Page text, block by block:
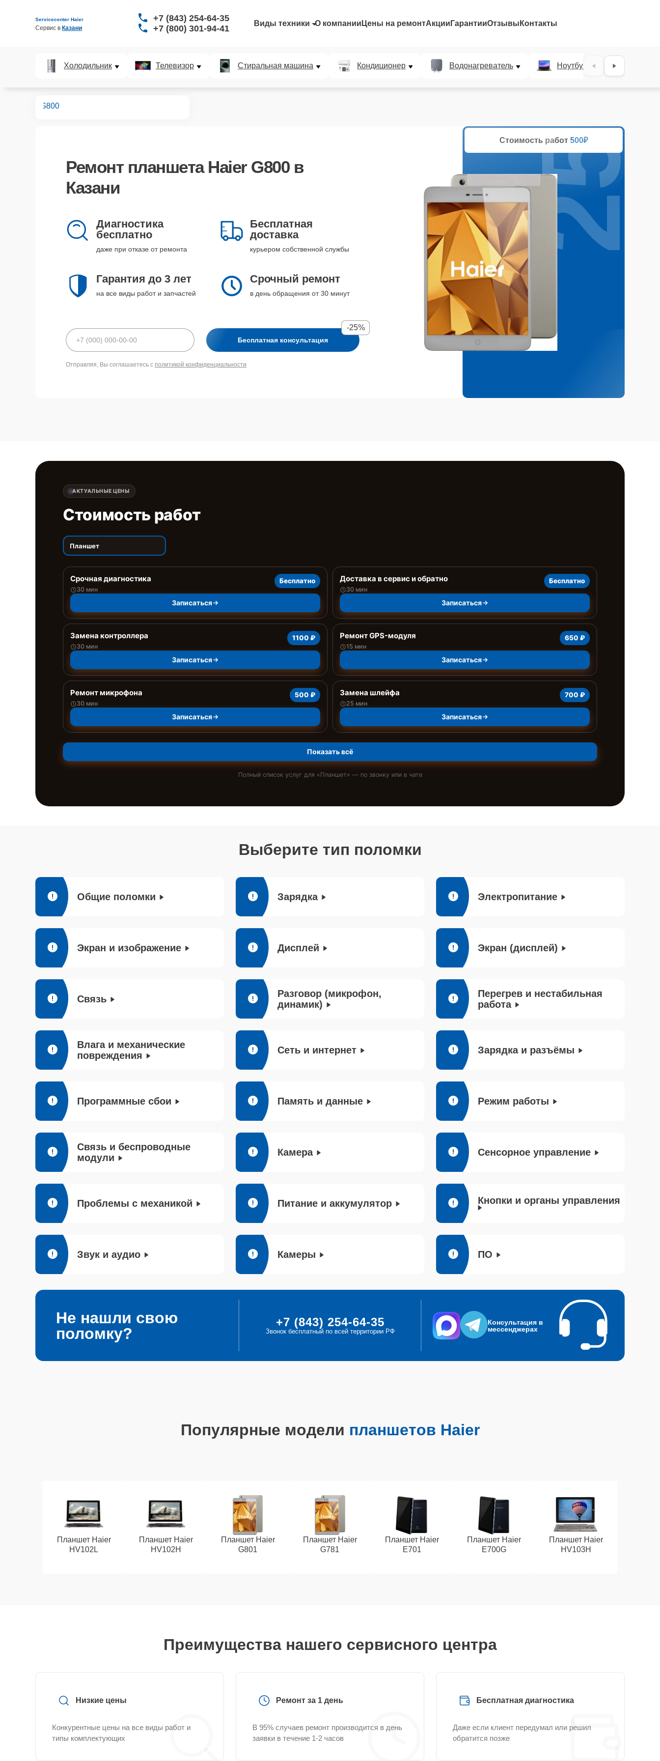
Servicecenter Haier
Сервис в Казани
+7 (843) 254-64-35
+7 (800) 301-94-41
Виды техники О компании Цены на ремонтАкции ГарантииОтзывы Контакты
Холодильник Телевизор Стиральная машина Кондиционер Водонагреватель Ноутбук
G800
Ремонт планшета Haier G800в
Казани
Диагностика
бесплатно
даже при отказе от ремонта
Бесплатная
доставка
курьером собственной службы
Гарантия до 3 лет
на все виды работ и запчастей
Срочный ремонт
в день обращения от 30 минут
Бесплатная консультация
-25%
Отправляя, Вы соглашаетесь с политикой конфиденциальности
Стоимость работ 500₽
25%
АКТУАЛЬНЫЕ ЦЕНЫ
Стоимость работ
Планшет
Срочная диагностика
30 мин
Бесплатно
Записаться
Доставка в сервис и обратно
30 мин
Бесплатно
Записаться
Замена контроллера
30 мин
1100 ₽
Записаться
Ремонт GPS-модуля
15 мин
650 ₽
Записаться
Ремонт микрофона
30 мин
500 ₽
Записаться
Замена шлейфа
25 мин
700 ₽
Записаться
Показать всё
Полный список услуг для «Планшет» — по звонку или в чате
Выберите тип поломки
Общие поломки Зарядка Электропитание
Экран и изображение Дисплей Экран (дисплей)
Связь
Разговор (микрофон,
динамик)
Перегрев и нестабильная
работа
Влага и механические
повреждения
Сеть и интернет Зарядка и разъёмы
Программные сбои Память и данные Режим работы
Связь и беспроводные
модули
Камера Сенсорное управление
Проблемы с механикой Питание и аккумулятор Кнопки и органы управления
Звук и аудио Камеры ПО
Не нашли свою
поломку?
+7 (843) 254-64-35
Звонок бесплатный по всей территории РФ
Консультация в
мессенджерах
Популярные модели планшетов Haier
Планшет Haier
HV102L
Планшет Haier
HV102H
Планшет Haier
G801
Планшет Haier
G781
Планшет Haier
E701
Планшет Haier
E700G
Планшет Haier
HV103H
Преимущества нашего сервисного центра
Низкие цены
Конкурентные цены на все виды работ и
типы комплектующих
Ремонт за 1 день
В 95% случаев ремонт производится в день
заявки в течение 1-2 часов
Бесплатная диагностика
Даже если клиент передумал или решил
обратится позже